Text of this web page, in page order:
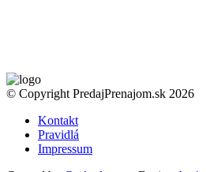
© Copyright PredajPrenajom.sk 2026
Kontakt
Pravidlá
Impressum